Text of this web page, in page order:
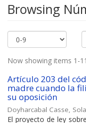
Browsing
Now showing items 1-
Artículo 203 del
madre cuando la
su oposición
Doyharcabal Casse,
El proyecto de ley